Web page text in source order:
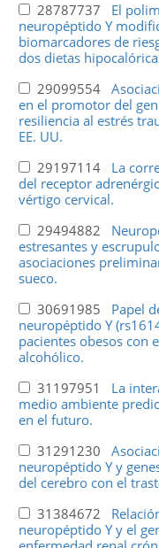
28787737 El
neuropéptido Y
biomarcadores de
dos dietas
29099554
en el promotor del
resiliencia al estrés
EE. UU.
29197114 La
del receptor
vértigo cervical.
29494882
estresantes y
asociaciones
sueco.
30691985 Papel
neuropéptido Y
pacientes obesos con
alcohólico.
31197951 La
medio ambiente
en el futuro.
31291230
neuropéptido Y y
del cerebro con el
31384672
neuropéptido Y y el